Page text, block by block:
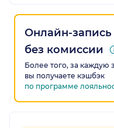
Онлайн-запись
без комиссии
Более того, за каждую
вы получаете кэшбэк
по программе